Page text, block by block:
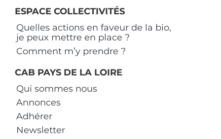
ESPACE COLLECTIVITÉS
Quelles actions en faveur de la bio,
je peux mettre en place ?
Comment m’y prendre ?
CAB PAYS DE LA LOIRE
Qui sommes nous
Annonces
Adhérer
Newsletter